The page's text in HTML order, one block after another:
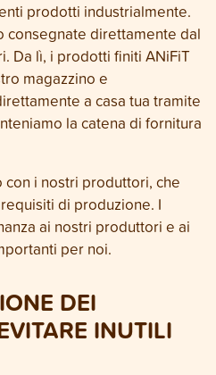
prodotti industrialmente.
consegnate direttamente dal
Da lì, i prodotti finiti ANiFiT
magazzino e
a casa tua tramite
la catena di fornitura
con i nostri produttori, che
di produzione. I
ai nostri produttori e ai
per noi.
DEI
INUTILI